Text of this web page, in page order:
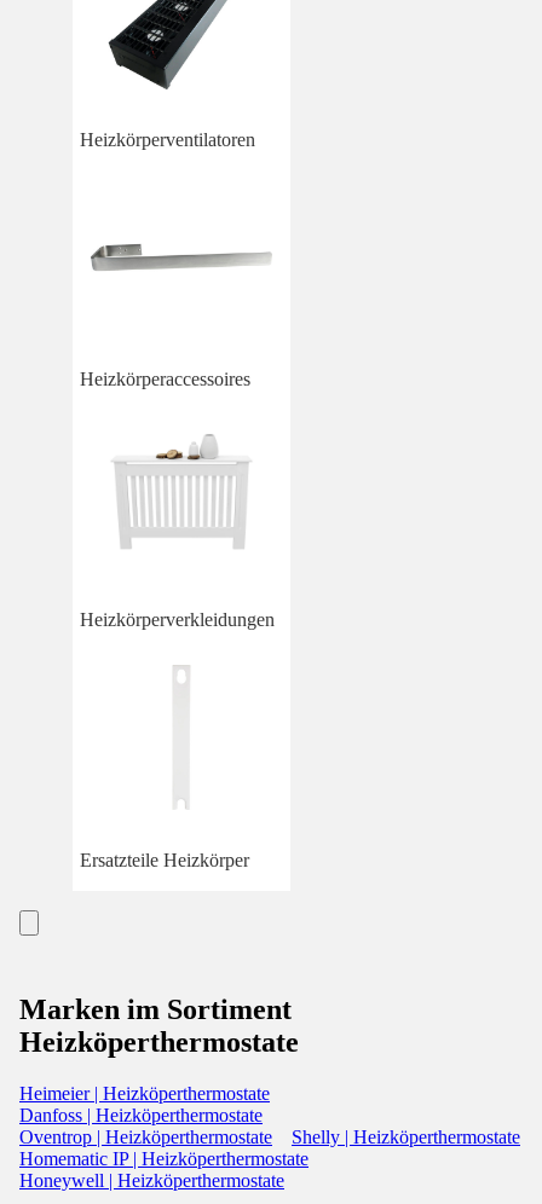
Heizkörperventilatoren
Heizkörperaccessoires
Heizkörperverkleidungen
Ersatzteile Heizkörper
Marken im Sortiment
Heizköperthermostate
Heimeier | Heizköperthermostate
Danfoss | Heizköperthermostate
Oventrop | Heizköperthermostate
Shelly | Heizköperthermostate
Homematic IP | Heizköperthermostate
Honeywell | Heizköperthermostate